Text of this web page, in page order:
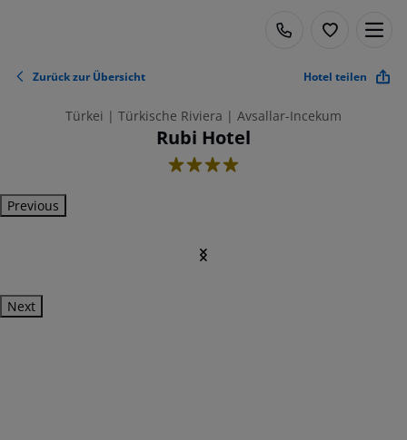
Zurück zur Übersicht Hotel teilen
Türkei | Türkische Riviera | Avsallar-Incekum
Rubi Hotel
4
Previous
Next